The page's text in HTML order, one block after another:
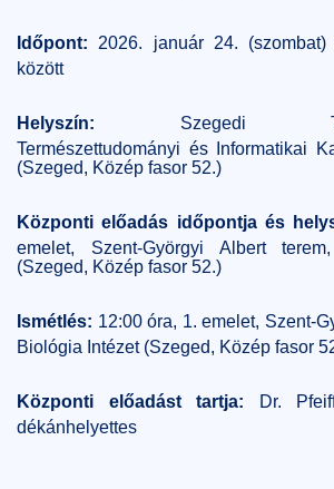
Időpont:
2026. január 24.
között
Helyszín:
Szegedi
Természettudományi és Informatikai
(Szeged, Közép fasor 52.)
Központi előadás időpontja és
emelet, Szent-Györgyi Albert
(Szeged, Közép fasor 52.)
Ismétlés: 12:00 óra, 1. emelet, Szent-
Biológia Intézet (Szeged, Közép fasor
Központi előadást tartja:
Dr.
dékánhelyettes